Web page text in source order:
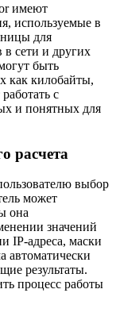
имеют
используемые в
для
в сети и других
быть
как килобайты,
с
и понятных для
расчета
выбор
может
она
значений
IP-адреса, маски
автоматически
результаты.
процесс работы